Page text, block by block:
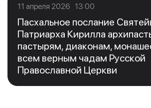
11 апреля 2026 13:00
Пасхальное послание
Патриарха Кирилла
пастырям, диаконам,
всем верным чадам Русской
Православной Церкви